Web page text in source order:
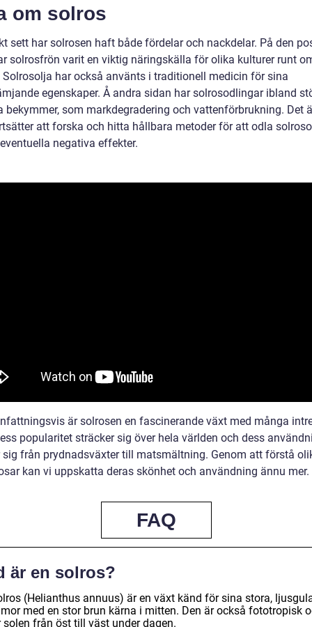
om solros
sett har solrosen haft både fördelar och nackdelar. På den
solrosfrön varit en viktig näringskälla för olika kulturer runt
Solrosolja har också använts i traditionell medicin för sina
egenskaper. Å andra sidan har solrosodlingar ibland
bekymmer, som markdegradering och vattenförbrukning. Det
att forska och hitta hållbara metoder för att odla
negativa effekter.
är solrosen en fascinerande växt med många
popularitet sträcker sig över hela världen och dess
sig från prydnadsväxter till matsmältning. Genom att förstå
kan vi uppskatta deras skönhet och användning ännu mer.
FAQ
är en solros?
(Helianthus annuus) är en växt känd för sina stora,
med en stor brun kärna i mitten. Den är också fototropisk
solen från öst till väst under dagen.